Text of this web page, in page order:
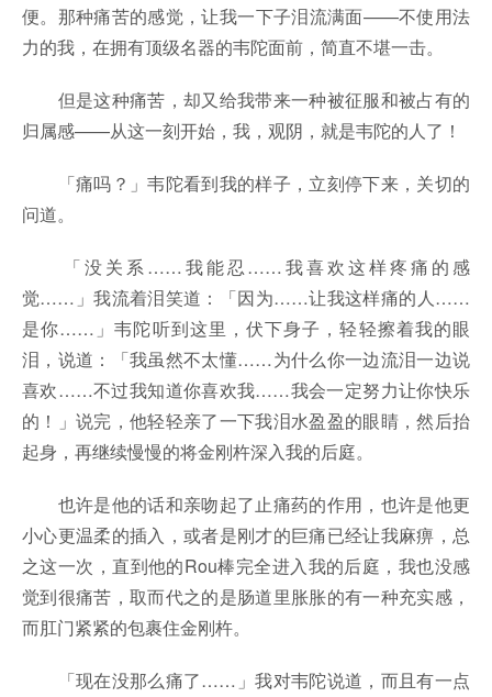
便。那种痛苦的感觉，让我一下子泪流满面——不使用法
力的我，在拥有顶级名器的韦陀面前，简直不堪一击。
但是这种痛苦，却又给我带来一种被征服和被占有的
归属感——从这一刻开始，我，观阴，就是韦陀的人了！
「痛吗？」韦陀看到我的样子，立刻停下来，关切的
问道。
「没关系……我能忍……我喜欢这样疼痛的感
觉……」我流着泪笑道：「因为……让我这样痛的人……
是你……」韦陀听到这里，伏下身子，轻轻擦着我的眼
泪，说道：「我虽然不太懂……为什么你一边流泪一边说
喜欢……不过我知道你喜欢我……我会一定努力让你快乐
的！」说完，他轻轻亲了一下我泪水盈盈的眼睛，然后抬
起身，再继续慢慢的将金刚杵深入我的后庭。
也许是他的话和亲吻起了止痛药的作用，也许是他更
小心更温柔的插入，或者是刚才的巨痛已经让我麻痹，总
之这一次，直到他的Rou棒完全进入我的后庭，我也没感
觉到很痛苦，取而代之的是肠道里胀胀的有一种充实感，
而肛门紧紧的包裹住金刚杵。
「现在没那么痛了……」我对韦陀说道，而且有一点